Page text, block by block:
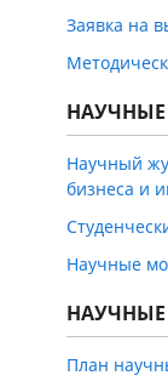
Заявка на
Научный
бизнеса и
Научные
План